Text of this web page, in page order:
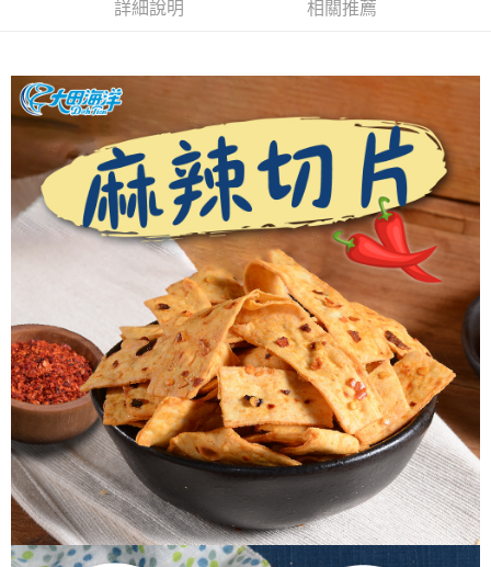
AFTEE先享後付
AFTEE先享後付是「在收到商品之後才付款」的支付方式。 讓您購物簡單
便利好安心！
１．簡單：不需註冊會員、不需綁卡、不需儲值。
２．便利：只要手機號碼，簡訊認證，即可結帳。
３．安心：先確認商品／服務後，再付款。
【「AFTEE先享後付」結帳流程】
１．於結帳方式選擇「AFTEE先享後付」後，將跳轉至「AFTEE先享後付」
結帳頁面，進行簡訊認證並確認金額後，即可完成結帳。
２．訂單成立數日內，您將收到繳費通知簡訊。
３．收到繳費通知簡訊後14天內，點擊此簡訊中的連結，可透過四大超商／
ATM／網路銀行／等多元方式進行付款，方視為交易完成。
※ 請注意：結帳手續完成當下不需立刻繳費，但若您需要取消訂單，請聯絡
購買商品的店家。未經商家同意取消之訂單仍視為有效，需透過AFTEE先享
後付繳納相關費用。
※ 交易是否成功請以「AFTEE先享後付 」之結帳頁面顯示為準，若有關於
是否繳費成功／繳費後需取消欲退款等相關疑問，請聯繫「AFTEE先享後付
客戶支援中心」https://netprotections.freshdesk.com/support/home
【注意事項】
１．透過由恩沛科技股份有限公司提供之「AFTEE先享後付」服務完成之交
易，需依本服務之必要範圍內提供個人資料，並將交易相關給付款項請求債
權轉讓予恩沛科技股份有限公司。
２．關於個人資料處理事宜，請瀏覽以下網址：
https://aftee.tw/terms/#terms3
ATM付款
運送方式
全家取貨付款
每筆NT$60，滿NT$699(含以上)免運費
付款後全家取貨
每筆NT$60，滿NT$699(含以上)免運費
每筆NT$60，滿NT$699(含以上)免運費
付款後7-11取貨
每筆NT$60，滿NT$699(含以上)免運費
宅配
每筆NT$150，滿NT$1,200(含以上)免運費
詳細說明 相關推薦